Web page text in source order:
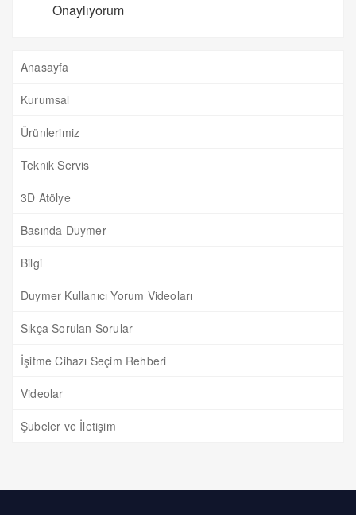
Onaylıyorum
Anasayfa
Kurumsal
Ürünlerimiz
Teknik Servis
3D Atölye
Basında Duymer
Bilgi
Duymer Kullanıcı Yorum Videoları
Sıkça Sorulan Sorular
İşitme Cihazı Seçim Rehberi
Videolar
Şubeler ve İletişim